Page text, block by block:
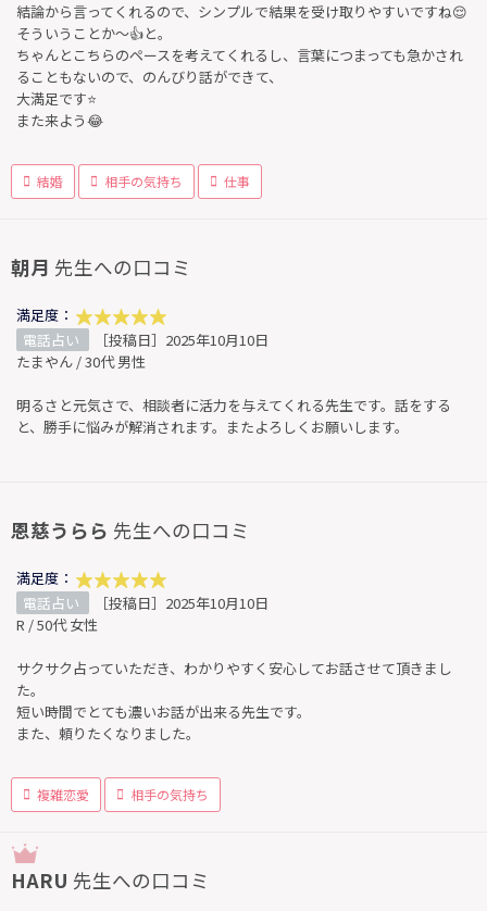
結論から言ってくれるので、シンプルで結果を受け取りやすいですね😌
そういうことか～👍と。
ちゃんとこちらのペースを考えてくれるし、言葉につまっても急かされ
ることもないので、のんびり話ができて、
大満足です⭐
また来よう😂
結婚 相手の気持ち 仕事
朝月 先生への口コミ
満足度：
電話占い
［投稿日］2025年10月10日
たまやん / 30代 男性
明るさと元気さで、相談者に活力を与えてくれる先生です。話をする
と、勝手に悩みが解消されます。またよろしくお願いします。
恩慈うらら 先生への口コミ
満足度：
電話占い
［投稿日］2025年10月10日
R / 50代 女性
サクサク占っていただき、わかりやすく安心してお話させて頂きまし
た。
短い時間でとても濃いお話が出来る先生です。
また、頼りたくなりました。
複雑恋愛 相手の気持ち
HARU 先生への口コミ